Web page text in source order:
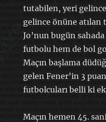
tutabilen, yeri
gelince önüne atılan
Jo’nun bugün
futbolu hem de bol
Maçın başlama
gelen Fener’in 3
futbolcuları belli ki
Maçın hemen 45.